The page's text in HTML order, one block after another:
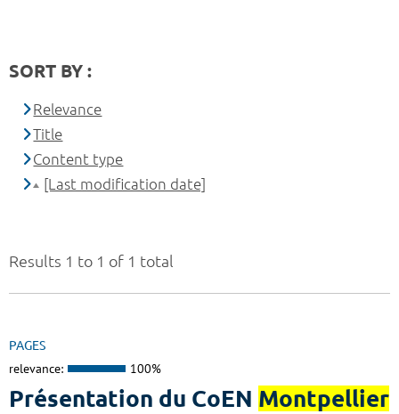
Results 1 to 1 of 1 total
PAGES
relevance: 100%
Présentation du CoEN Montpellier
SORT BY :
Relevance
Title
Content type
[Last modification date]